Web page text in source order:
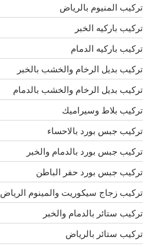
تركيب المنيوم بالرياض
تركيب باركيه الخبر
تركيب باركيه الدمام
تركيب بديل الرخام والخشب بالخبر
تركيب بديل الرخام والخشب بالدمام
تركيب بلاط وسيراميك
تركيب جبس بورد بالاحساء
تركيب جبس بورد بالدمام والخبر
تركيب جبس بورد حفر الباطن
تركيب زجاج سيكوريت والمينوم الرياض
تركيب ستائر بالدمام والخبر
تركيب ستائر بالرياض